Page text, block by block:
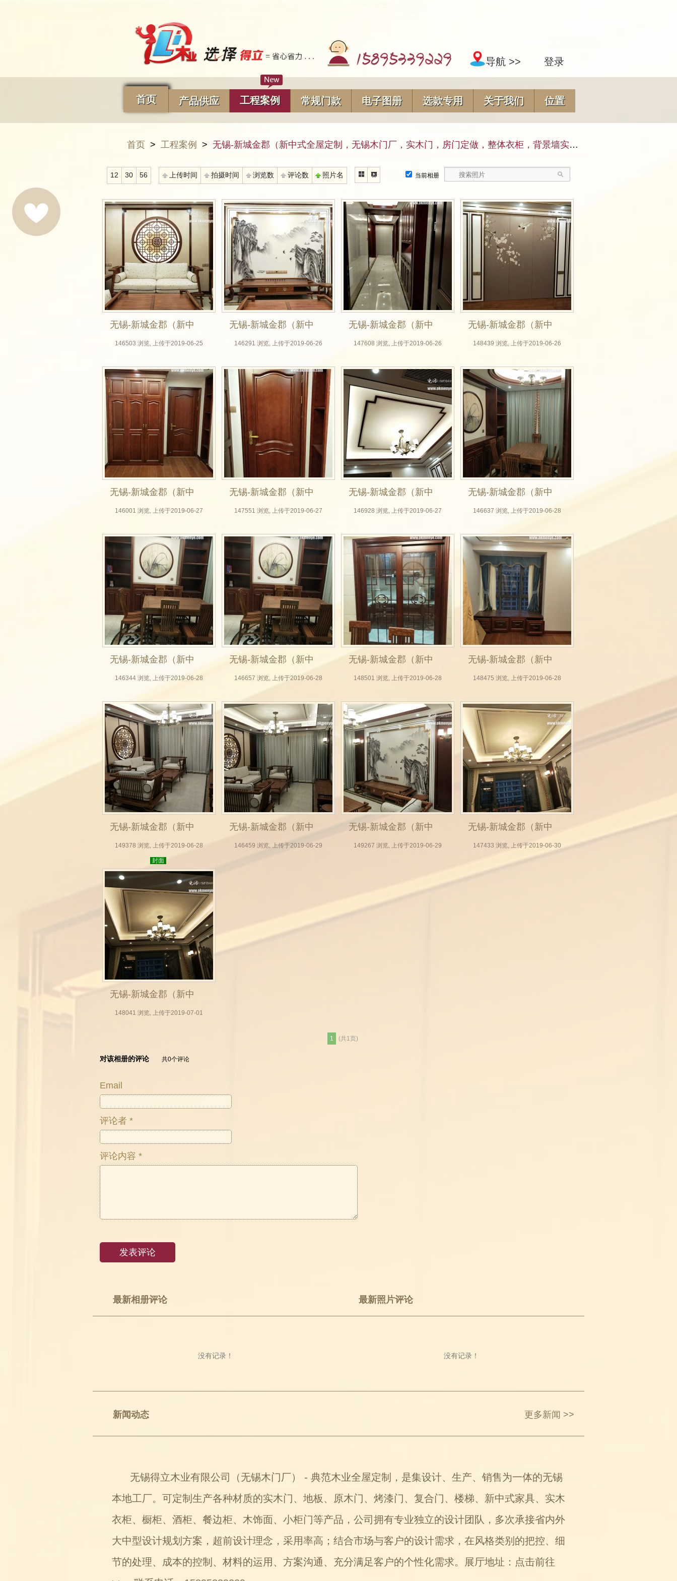
导航 >> 登录
首页 产品供应 工程案例 常规门款 电子图册 选款专用 关于我们 位置
首页 > 工程案例 > 无锡-新城金郡（新中式全屋定制，无锡木门厂，实木门，房门定做，整体衣柜，背景墙实拍效果图）
当前相册
12 30 56 上传时间 拍摄时间 浏览数 评论数 照片名
无锡-新城金郡（新中
式全屋定制，无锡木
定做，整体衣柜，背
景墙实拍效果图）_01
146503 浏览, 上传于2019-06-25
无锡-新城金郡（新中
式全屋定制，无锡木
定做，整体衣柜，背
景墙实拍效果图）_02
146291 浏览, 上传于2019-06-26
无锡-新城金郡（新中
式全屋定制，无锡木
定做，整体衣柜，背
景墙实拍效果图）_03
147608 浏览, 上传于2019-06-26
无锡-新城金郡（新中
式全屋定制，无锡木
定做，整体衣柜，背
景墙实拍效果图）_04
148439 浏览, 上传于2019-06-26
无锡-新城金郡（新中
式全屋定制，无锡木
定做，整体衣柜，背
景墙实拍效果图）_05
146001 浏览, 上传于2019-06-27
无锡-新城金郡（新中
式全屋定制，无锡木
定做，整体衣柜，背
景墙实拍效果图）_06
147551 浏览, 上传于2019-06-27
无锡-新城金郡（新中
式全屋定制，无锡木
定做，整体衣柜，背
景墙实拍效果图）_07
146928 浏览, 上传于2019-06-27
无锡-新城金郡（新中
式全屋定制，无锡木
定做，整体衣柜，背
景墙实拍效果图）_08
146637 浏览, 上传于2019-06-28
无锡-新城金郡（新中
式全屋定制，无锡木
定做，整体衣柜，背
景墙实拍效果图）_09
146344 浏览, 上传于2019-06-28
无锡-新城金郡（新中
式全屋定制，无锡木
定做，整体衣柜，背
景墙实拍效果图）_10
146657 浏览, 上传于2019-06-28
无锡-新城金郡（新中
式全屋定制，无锡木
定做，整体衣柜，背
景墙实拍效果图）_11
148501 浏览, 上传于2019-06-28
无锡-新城金郡（新中
式全屋定制，无锡木
定做，整体衣柜，背
景墙实拍效果图）_12
148475 浏览, 上传于2019-06-28
无锡-新城金郡（新中
式全屋定制，无锡木
门厂，实木门，房门
定做，整体衣柜，背
景墙实拍效果图）_13
149378 浏览, 上传于2019-06-28
封面
无锡-新城金郡（新中
式全屋定制，无锡木
146459 浏览, 上传于2019-06-29
无锡-新城金郡（新中
式全屋定制，无锡木
景墙实拍效果图）_15
149267 浏览, 上传于2019-06-29
无锡-新城金郡（新中
式全屋定制，无锡木
门厂，实木门，房门
147433 浏览, 上传于2019-06-30
无锡-新城金郡（新中
式全屋定制，无锡木
148041 浏览, 上传于2019-07-01
1 (共1页)
对该相册的评论 共0个评论
Email
评论者 *
评论内容 *
最新相册评论
没有记录！
最新照片评论
没有记录！
更多新闻 >>
新闻动态
无锡得立木业有限公司（无锡木门厂） - 典范木业全屋定制，是集设计、生产、销售为一体的无锡
本地工厂。可定制生产各种材质的实木门、地板、原木门、烤漆门、复合门、楼梯、新中式家具、实木
衣柜、橱柜、酒柜、餐边柜、木饰面、小柜门等产品，公司拥有专业独立的设计团队，多次承接省内外
大中型设计规划方案，超前设计理念，采用率高；结合市场与客户的设计需求，在风格类别的把控、细
节的处理、成本的控制、材料的运用、方案沟通、充分满足客户的个性化需求。展厅地址： 点击前往